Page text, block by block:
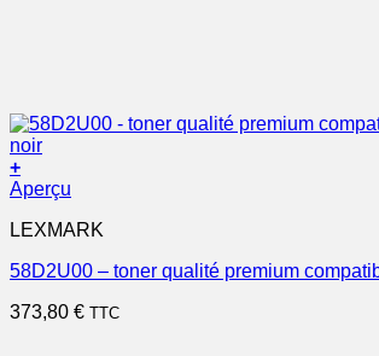
+
Aperçu
LEXMARK
58D2U00 – toner qualité premium
373,80 € TTC